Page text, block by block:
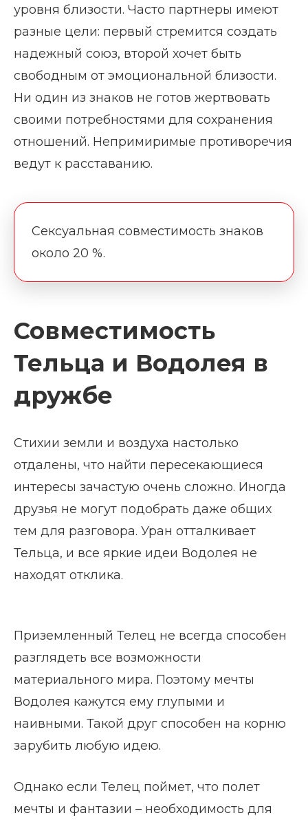
уровня близости. Часто партнеры имеют
разные цели: первый стремится создать
надежный союз, второй хочет быть
свободным от эмоциональной близости.
Ни один из знаков не готов жертвовать
своими потребностями для сохранения
отношений. Непримиримые противоречия
ведут к расставанию.
Сексуальная совместимость знаков
около 20 %.
Совместимость
Тельца и Водолея в
дружбе
Стихии земли и воздуха настолько
отдалены, что найти пересекающиеся
интересы зачастую очень сложно. Иногда
друзья не могут подобрать даже общих
тем для разговора. Уран отталкивает
Тельца, и все яркие идеи Водолея не
находят отклика.
Приземленный Телец не всегда способен
разглядеть все возможности
материального мира. Поэтому мечты
Водолея кажутся ему глупыми и
наивными. Такой друг способен на корню
зарубить любую идею.
Однако если Телец поймет, что полет
мечты и фантазии – необходимость для